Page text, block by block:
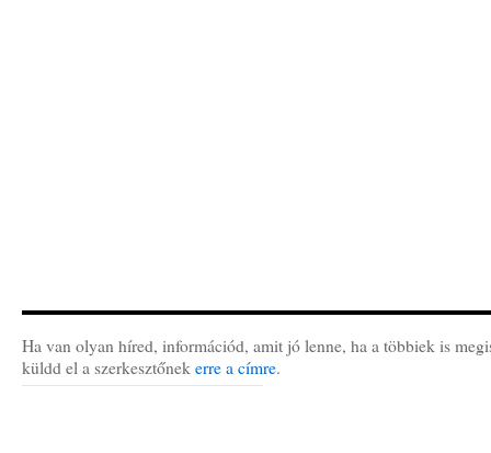
Ha van olyan híred, információd, amit jó lenne, ha a többiek is
küldd el a szerkesztőnek erre a címre.